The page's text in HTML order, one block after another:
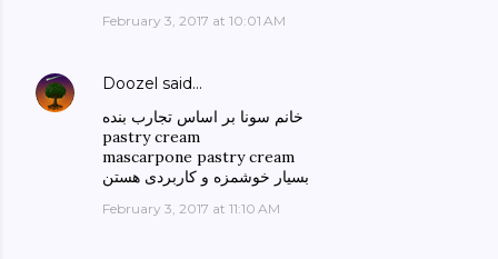
February 3, 2017 at 10:01 AM
Doozel said…
خانم سونا بر اساس تجارب بنده
pastry cream
mascarpone pastry cream
بسیار خوشمزه و کاربردی هستن
February 3, 2017 at 11:10 AM